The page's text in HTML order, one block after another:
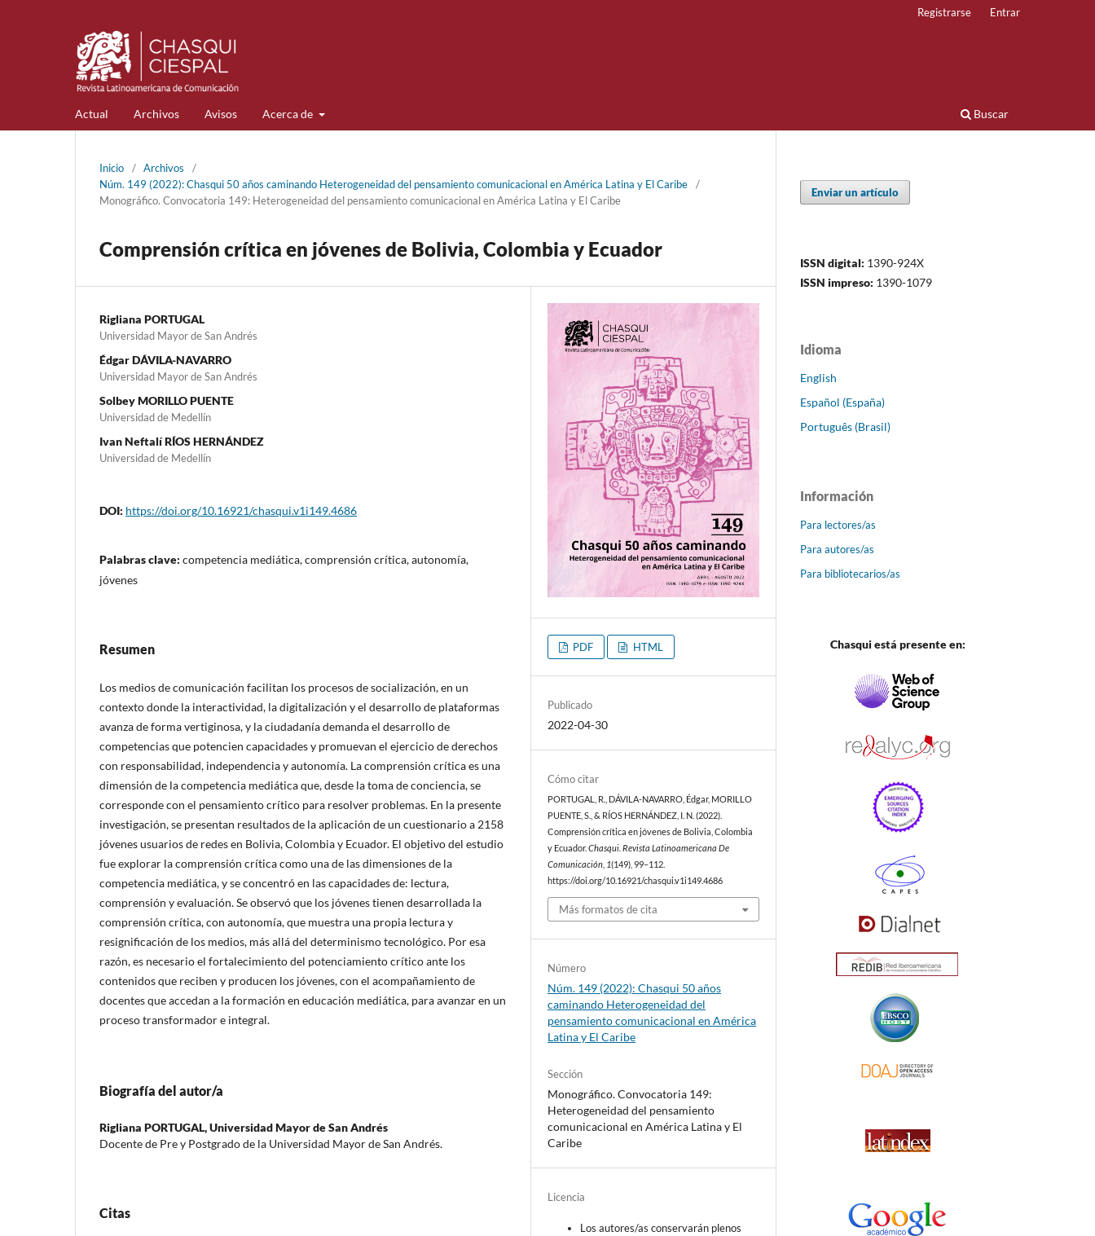
Actual Archivos Avisos Acerca de Buscar
Registrarse Entrar
Inicio / Archivos
/
Núm. 149 (2022): Chasqui 50 años caminando Heterogeneidad del pensamiento comunicacional en América Latina y El Caribe
/
Monográfico. Convocatoria 149: Heterogeneidad del pensamiento comunicacional en América Latina y El Caribe
Comprensión crítica en jóvenes de Bolivia, Colombia y Ecuador
Rigliana PORTUGAL
Universidad Mayor de San Andrés
Édgar DÁVILA-NAVARRO
Universidad Mayor de San Andrés
Solbey MORILLO PUENTE
Universidad de Medellín
Ivan Neftalí RÍOS HERNÁNDEZ
Universidad de Medellín
DOI: https://doi.org/10.16921/chasqui.v1i149.4686
Palabras clave: competencia mediática, comprensión crítica, autonomía,
jóvenes
Resumen
Los medios de comunicación facilitan los procesos de socialización, en un
contexto donde la interactividad, la digitalización y el desarrollo de plataformas
avanza de forma vertiginosa, y la ciudadanía demanda el desarrollo de
competencias que potencien capacidades y promuevan el ejercicio de derechos
con responsabilidad, independencia y autonomía. La comprensión crítica es una
dimensión de la competencia mediática que, desde la toma de conciencia, se
corresponde con el pensamiento crítico para resolver problemas. En la presente
investigación, se presentan resultados de la aplicación de un cuestionario a 2158
jóvenes usuarios de redes en Bolivia, Colombia y Ecuador. El objetivo del estudio
fue explorar la comprensión crítica como una de las dimensiones de la
competencia mediática, y se concentró en las capacidades de: lectura,
comprensión y evaluación. Se observó que los jóvenes tienen desarrollada la
comprensión crítica, con autonomía, que muestra una propia lectura y
resignificación de los medios, más allá del determinismo tecnológico. Por esa
razón, es necesario el fortalecimiento del potenciamiento crítico ante los
contenidos que reciben y producen los jóvenes, con el acompañamiento de
docentes que accedan a la formación en educación mediática, para avanzar en un
proceso transformador e integral.
Biografía del autor/a
Rigliana PORTUGAL,Universidad Mayor de San Andrés
Docente de Pre y Postgrado de la Universidad Mayor de San Andrés.
Citas
PDF HTML
Publicado
2022-04-30
Cómo citar
PORTUGAL, R., DÁVILA-NAVARRO, Édgar, MORILLO
PUENTE, S., & RÍOS HERNÁNDEZ, I. N. (2022).
Comprensión crítica en jóvenes de Bolivia, Colombia
y Ecuador.Chasqui. Revista Latinoamericana De
Comunicación 1(149), 99–112.
https://doi.org/10.16921/chasqui.v1i149.4686
Más formatos de cita
Número
Núm. 149 (2022): Chasqui 50 años
caminando Heterogeneidad del
pensamiento comunicacional en América
Latina y El Caribe
Sección
Monográfico. Convocatoria 149:
Heterogeneidad del pensamiento
comunicacional en América Latina y El
Caribe
Licencia
Los autores/as conservarán plenos
Enviar un artículo
ISSN digital: 1390-924X
ISSN impreso: 1390-1079
Idioma
English
Español (España)
Português (Brasil)
Información
Para lectores/as
Para autores/as
Para bibliotecarios/as
Chasqui está presente en: